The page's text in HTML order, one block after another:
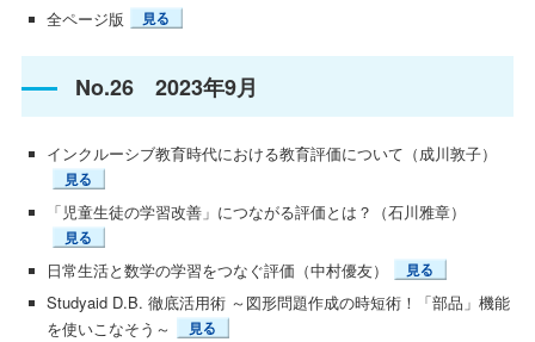
全ページ版
No.26 2023年9月
インクルーシブ教育時代における教育評価について（成川敦子）
「児童生徒の学習改善」につながる評価とは？（石川雅章）
日常生活と数学の学習をつなぐ評価（中村優友）
Studyaid D.B. 徹底活用術 ～図形問題作成の時短術！「部品」機能
を使いこなそう～